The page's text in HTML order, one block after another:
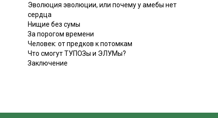
Эволюция эволюции, или почему у амебы нет
сердца
Нищие без сумы
За порогом времени
Человек: от предков к потомкам
Что смогут ТУПОЗы и ЭЛУМы?
Заключение